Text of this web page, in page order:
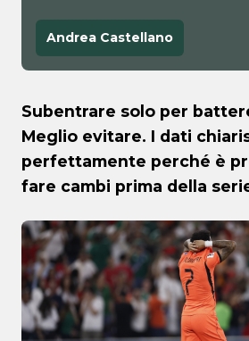
Andrea Castellano
Subentrare solo per
Meglio evitare. I dati
perfettamente perché è
fare cambi prima della